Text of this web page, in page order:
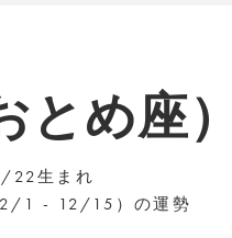
め座）
生まれ
1 - 12/15）の運勢